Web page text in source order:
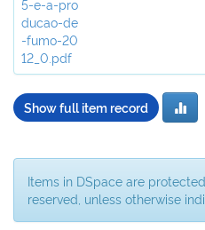
5-e-a-pro
ducao-de
-fumo-20
12_0.pdf
Show full item record
Items in DSpace are
reserved, unless otherwise